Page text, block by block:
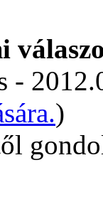
-
)